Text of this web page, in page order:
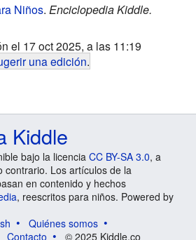
Niños. Enciclopedia Kiddle.
el 17 oct 2025, a las 11:19
una edición.
Kiddle
bajo la licencia CC BY-SA 3.0, a
contrario. Los artículos de la
en contenido y hechos
, reescritos para niños. Powered by
Quiénes somos
Contacto © 2025 Kiddle.co